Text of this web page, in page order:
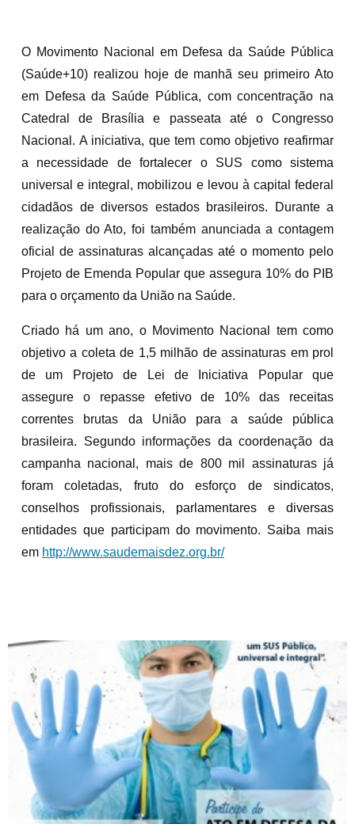
O Movimento Nacional em Defesa da Saúde Pública
(Saúde+10) realizou hoje de manhã seu primeiro Ato
em Defesa da Saúde Pública, com concentração na
Catedral de Brasília e passeata até o Congresso
Nacional. A iniciativa, que tem como objetivo reafirmar
a necessidade de fortalecer o SUS como sistema
universal e integral, mobilizou e levou à capital federal
cidadãos de diversos estados brasileiros. Durante a
realização do Ato, foi também anunciada a contagem
oficial de assinaturas alcançadas até o momento pelo
Projeto de Emenda Popular que assegura 10% do PIB
para o orçamento da União na Saúde.
Criado há um ano, o Movimento Nacional tem como
objetivo a coleta de 1,5 milhão de assinaturas em prol
de um Projeto de Lei de Iniciativa Popular que
assegure o repasse efetivo de 10% das receitas
correntes brutas da União para a saúde pública
brasileira. Segundo informações da coordenação da
campanha nacional, mais de 800 mil assinaturas já
foram coletadas, fruto do esforço de sindicatos,
conselhos profissionais, parlamentares e diversas
entidades que participam do movimento. Saiba mais
em http://www.saudemaisdez.org.br/